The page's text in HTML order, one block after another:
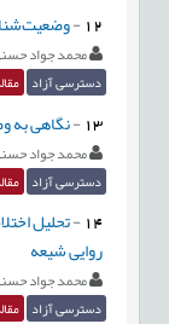
12
-
محمد جواد
دسترسی آزاد مقاله
13
-نگاهی به
محمد جواد
دسترسی آزاد مقاله
14
-تحلیل
روایی شیعه
محمد جواد
دسترسی آزاد مقاله